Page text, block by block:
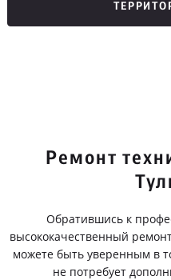
Ремонт
Обратившись к
высококачественный
можете быть уверенным в
не потребует